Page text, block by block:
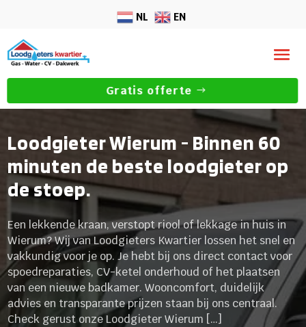
NL EN
Gratis offerte
Loodgieter Wierum - Binnen 60
minuten de beste loodgieter op
de stoep.
Een lekkende kraan, verstopt riool of lekkage in huis in
Wierum? Wij van Loodgieters Kwartier lossen het snel en
vakkundig voor je op. Je hebt bij ons direct contact voor
spoedreparaties, CV-ketel onderhoud of het plaatsen
van een nieuwe badkamer. Wooncomfort, duidelijk
advies en transparante prijzen staan bij ons centraal.
Check gerust onze Loodgieter Wierum […]